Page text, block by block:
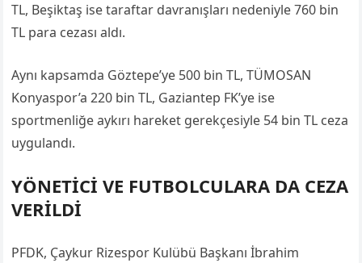
TL, Beşiktaş ise taraftar davranışları nedeniyle 760 bin
TL para cezası aldı.
Aynı kapsamda Göztepe’ye 500 bin TL, TÜMOSAN
Konyaspor’a 220 bin TL, Gaziantep FK’ye ise
sportmenliğe aykırı hareket gerekçesiyle 54 bin TL ceza
uygulandı.
YÖNETİCİ VE FUTBOLCULARA DA CEZA
VERİLDİ
PFDK, Çaykur Rizespor Kulübü Başkanı İbrahim